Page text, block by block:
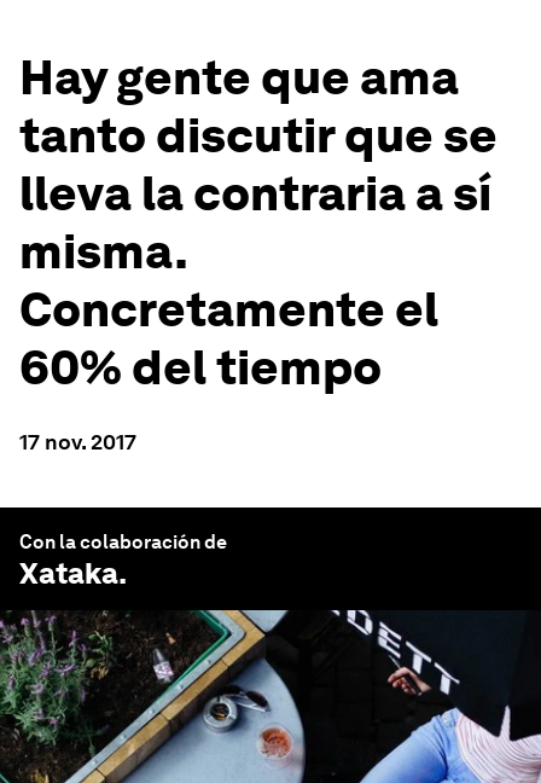
Hay gente que ama
tanto discutir que se
lleva la contraria a sí
misma.
Concretamente el
60% del tiempo
17 nov. 2017
Con la colaboración de
Xataka.